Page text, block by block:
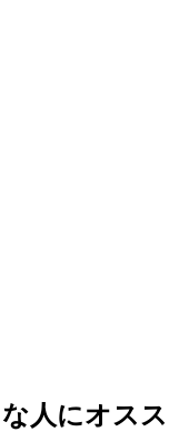
人にオスス